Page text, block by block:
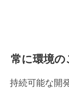
常に環境の
持続可能な開